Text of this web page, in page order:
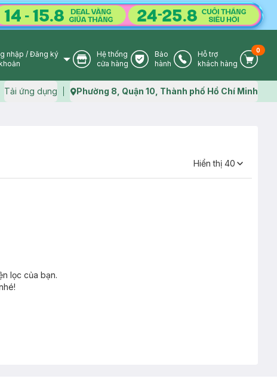
User Icon
nhập / Đăng ký
Store Icon
Hệ thống
cửa hàng
Warranty Icon
Bảo
hành
Phone Icon
Hỗ trợ
khách hàng
Cart
0
Tải ứng dụng Map icon
Phường 8, Quận 10, Thành phố Hồ Chí Minh
Hiển thị 40
lọc của bạn.